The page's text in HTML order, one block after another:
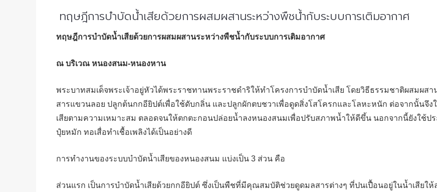
ทฤษฎีการบำบัดน้ำเสียด้วยการผสมผสานระหว่างพืชน้ำกับระบบการเติมอากาศ
ทฤษฎีการบำบัดน้ำเสียด้วยการผสมผสานระหว่างพืชน้ำกับระบบการเติมอากาศ
ณ บริเวณ หนองสนม-หนองหาน
พระบาทสมเด็จพระเจ้าอยู่หัวได้พระราชทานพระราชดำริให้ทำโครงการบำบัดน้ำเสีย โดยวิธีธรรมชาติผสมผส
สารแขวนลอย ปลูกต้นกกอียิปต์เพื่อใช้ดับกลิ่น และปลูกผักตบชวาเพื่อดูดสิ่งโสโครกและโลหะหนัก ต่อจากนั้นจึ
เสียตามความเหมาะสม ตลอดจนให้ตกตะกอนปล่อยน้ำลงหนองสนมเพื่อปรับสภาพน้ำให้ดีขึ้น นอกจากนี้ยังใช้ป
ปุ๋ยหมัก ทอเสื่อทำเชื้อเพลิงได้เป็นอย่างดี
การทำงานของระบบบำบัดน้ำเสียของหนองสนม แบ่งเป็น 3 ส่วน คือ
ส่วนแรก เป็นการบำบัดน้ำเสียด้วยกกอียิปต์ ซึ่งเป็นพืชที่มีคุณสมบัติช่วยดูดมลสารต่างๆ ที่ปนเปื้อนอยู่ในน้ำเสียใ